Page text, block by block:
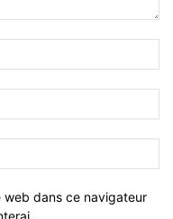
web dans ce navigateur